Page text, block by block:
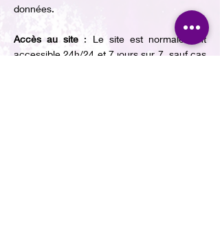
données.
Accès au site : Le site est normalement
accessible 24h/24 et 7 jours sur 7, sauf cas